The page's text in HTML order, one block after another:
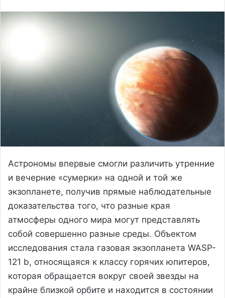
Астрономы впервые смогли различить утренние
и вечерние «сумерки» на одной и той же
экзопланете, получив прямые наблюдательные
доказательства того, что разные края
атмосферы одного мира могут представлять
собой совершенно разные среды. Объектом
исследования стала газовая экзопланета WASP-
121 b, относящаяся к классу горячих юпитеров,
которая обращается вокруг своей звезды на
крайне близкой орбите и находится в состоянии